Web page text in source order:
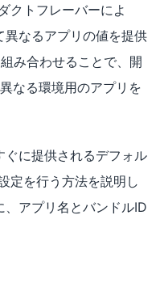
クトフレーバーによ
異なるアプリの値を提供
み合わせることで、開
なる環境用のアプリを
ぐに提供されるデフォル
定を行う方法を説明し
、アプリ名とバンドルID